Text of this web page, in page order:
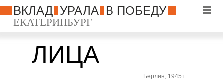
ВКЛАД УРАЛА В ПОБЕДУ
ЕКАТЕРИНБУРГ
ЛИЦА
Берлин, 1945 г.